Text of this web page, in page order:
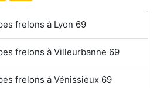
frelons à Lyon 69
frelons à Villeurbanne 69
frelons à Vénissieux 69